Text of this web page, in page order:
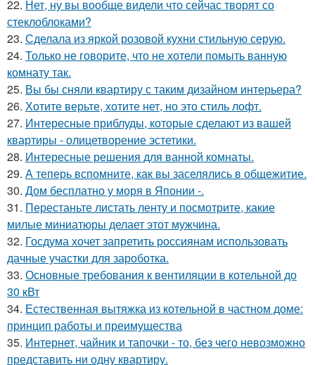
22. Нет, ну вы вообще видели что сейчас творят со
стеклоблоками?
23. Сделала из яркой розовой кухни стильную серую.
24. Только не говорите, что не хотели помыть ванную
комнату так.
25. Вы бы сняли квартиру с таким дизайном интерьера?
26. Хотите верьте, хотите нет, но это стиль лофт.
27. Интересные приблуды, которые сделают из вашей
квартиры - олицетворение эстетики.
28. Интересные решения для ванной комнаты.
29. А теперь вспомните, как вы заселялись в общежитие.
30. Дом бесплатно у моря в Японии -.
31. Перестаньте листать ленту и посмотрите, какие
милые миниатюры делает этот мужчина.
32. Госдума хочет запретить россиянам использовать
дачные участки для зароботка.
33. Основные требования к вентиляции в котельной до
30 кВт
34. Естественная вытяжка из котельной в частном доме:
принцип работы и преимущества
35. Интернет, чайник и тапочки - то, без чего невозможно
представить ни одну квартиру.